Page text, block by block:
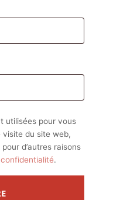
utilisées pour vous
du site web,
d’autres raisons
.